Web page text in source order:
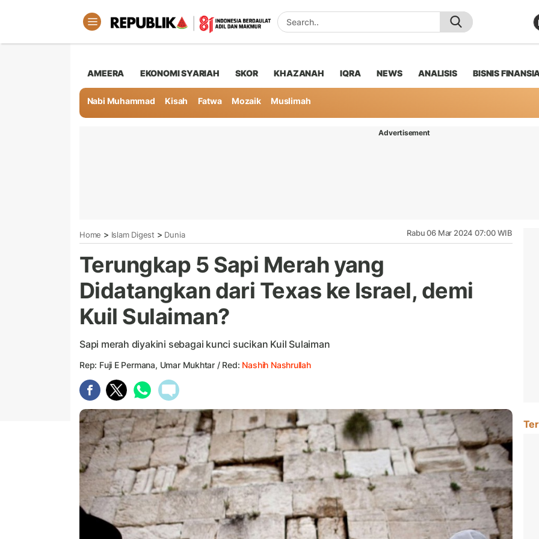
AMEERA EKONOMI SYARIAH SKOR KHAZANAH IQRA NEWS ANALISIS BISNIS
Nabi Muhammad Kisah Fatwa Mozaik Muslimah
Advertisement
Home > Islam Digest > Dunia Rabu 06 Mar 2024 07:00 WIB
Terungkap 5 Sapi Merah yang
Didatangkan dari Texas ke Israel, demi
Kuil Sulaiman?
Sapi merah diyakini sebagai kunci sucikan Kuil Sulaiman
Rep: Fuji E Permana, Umar Mukhtar / Red: Nashih Nashrullah